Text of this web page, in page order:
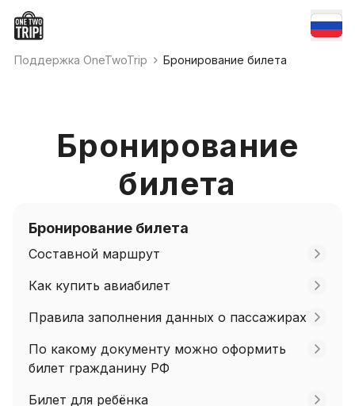
Поддержка OneTwoTrip Бронирование билета
Бронирование
билета
Бронирование билета
Составной маршрут
Как купить авиабилет
Правила заполнения данных о пассажирах
По какому документу можно оформить
билет гражданину РФ
Билет для ребёнка